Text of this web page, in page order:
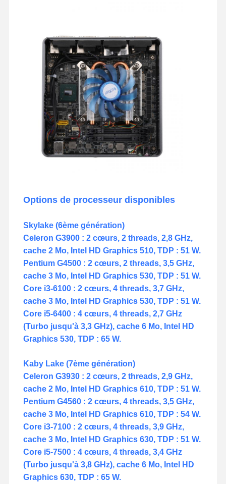
Options de processeur disponibles
Skylake (6ème génération)
Celeron G3900 : 2 cœurs, 2 threads, 2,8 GHz,
cache 2 Mo, Intel HD Graphics 510, TDP : 51 W.
Pentium G4500 : 2 cœurs, 2 threads, 3,5 GHz,
cache 3 Mo, Intel HD Graphics 530, TDP : 51 W.
Core i3-6100 : 2 cœurs, 4 threads, 3,7 GHz,
cache 3 Mo, Intel HD Graphics 530, TDP : 51 W.
Core i5-6400 : 4 cœurs, 4 threads, 2,7 GHz
(Turbo jusqu'à 3,3 GHz), cache 6 Mo, Intel HD
Graphics 530, TDP : 65 W.
Kaby Lake (7ème génération)
Celeron G3930 : 2 cœurs, 2 threads, 2,9 GHz,
cache 2 Mo, Intel HD Graphics 610, TDP : 51 W.
Pentium G4560 : 2 cœurs, 4 threads, 3,5 GHz,
cache 3 Mo, Intel HD Graphics 610, TDP : 54 W.
Core i3-7100 : 2 cœurs, 4 threads, 3,9 GHz,
cache 3 Mo, Intel HD Graphics 630, TDP : 51 W.
Core i5-7500 : 4 cœurs, 4 threads, 3,4 GHz
(Turbo jusqu'à 3,8 GHz), cache 6 Mo, Intel HD
Graphics 630, TDP : 65 W.